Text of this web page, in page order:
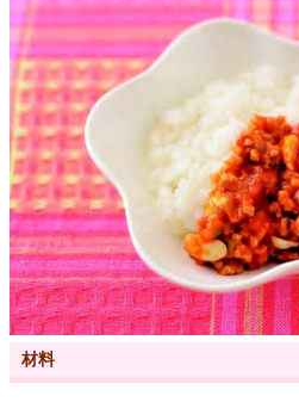
材料